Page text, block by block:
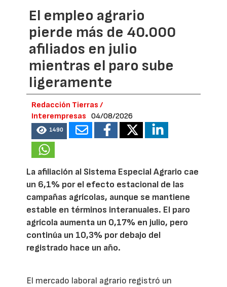
El empleo agrario
pierde más de 40.000
afiliados en julio
mientras el paro sube
ligeramente
Redacción Tierras /
Interempresas
04/08/2026
1490
La afiliación al Sistema Especial Agrario cae
un 6,1% por el efecto estacional de las
campañas agrícolas, aunque se mantiene
estable en términos interanuales. El paro
agrícola aumenta un 0,17% en julio, pero
continúa un 10,3% por debajo del
registrado hace un año.
El mercado laboral agrario registró un